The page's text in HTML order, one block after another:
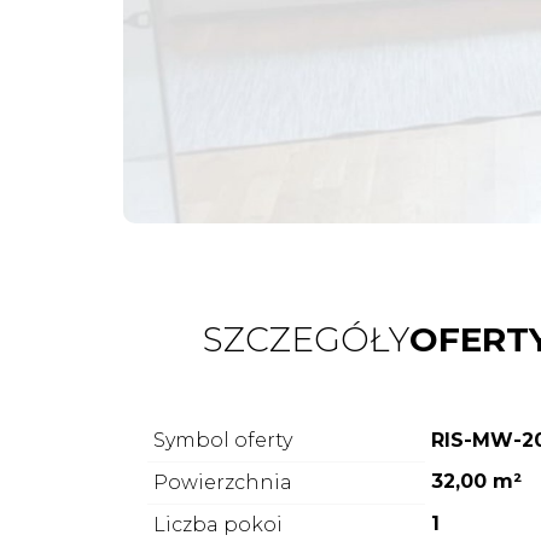
SZCZEGÓŁY
Symbol oferty
RIS-MW-
Powierzchnia
32,00 m²
Liczba pokoi
1